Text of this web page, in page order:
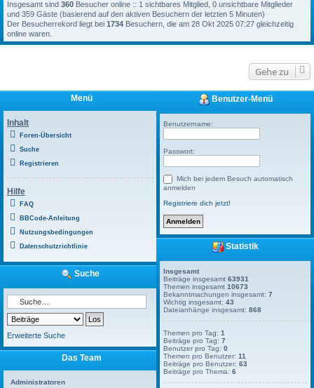
Insgesamt sind 360 Besucher online :: 1 sichtbares Mitglied, 0 unsichtbare Mitglieder
und 359 Gäste (basierend auf den aktiven Besuchern der letzten 5 Minuten)
Der Besucherrekord liegt bei 1734 Besuchern, die am 28 Okt 2025 07:27 gleichzeitig
online waren.
Gehe zu
Menü
Inhalt
Foren-Übersicht
Suche
Registrieren
Hilfe
FAQ
BBCode-Anleitung
Nutzungsbedingungen
Datenschutzrichtlinie
Suche
Erweiterte Suche
Das Team
Administratoren
Benutzer-Menü
Benutzername:
Passwort:
Mich bei jedem Besuch automatisch
anmelden
Registriere dich jetzt!
Statistik
Insgesamt
Beiträge insgesamt63931
Themen insgesamt10673
Bekanntmachungen insgesamt:7
Wichtig insgesamt:43
Dateianhänge insgesamt:868
Themen pro Tag:1
Beiträge pro Tag:7
Benutzer pro Tag:0
Themen pro Benutzer:11
Beiträge pro Benutzer:63
Beiträge pro Thema:6